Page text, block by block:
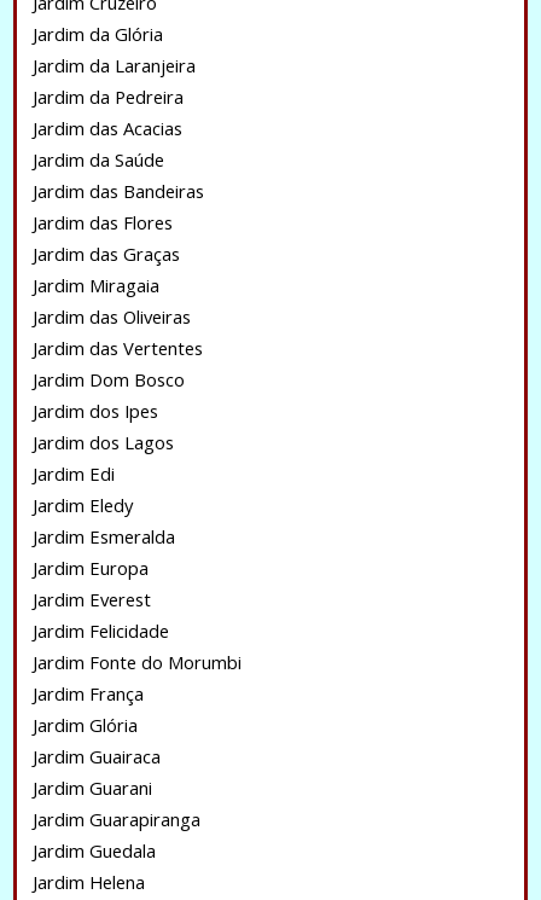
Jardim da Glória
Jardim da Laranjeira
Jardim da Pedreira
Jardim das Acacias
Jardim da Saúde
Jardim das Bandeiras
Jardim das Flores
Jardim das Graças
Jardim Miragaia
Jardim das Oliveiras
Jardim das Vertentes
Jardim Dom Bosco
Jardim dos Ipes
Jardim dos Lagos
Jardim Edi
Jardim Eledy
Jardim Esmeralda
Jardim Europa
Jardim Everest
Jardim Felicidade
Jardim Fonte do Morumbi
Jardim França
Jardim Glória
Jardim Guairaca
Jardim Guarani
Jardim Guarapiranga
Jardim Guedala
Jardim Helena